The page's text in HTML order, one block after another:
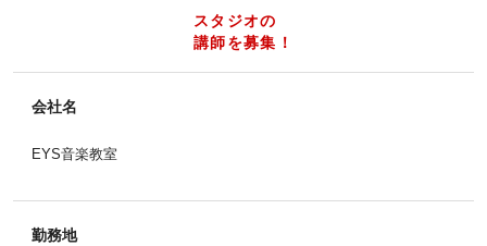
スタジオの
講師を募集！
会社名
EYS音楽教室
勤務地